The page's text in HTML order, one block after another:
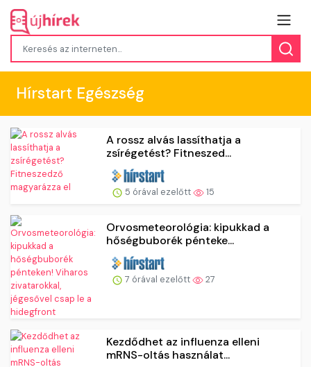
Hírstart Egészség
A rossz alvás lassíthatja a
zsírégetést? Fitneszed...
5 órával ezelőtt 15
Orvosmeteorológia: kipukkad a
hőségbuborék pénteke...
7 órával ezelőtt 27
Kezdődhet az influenza elleni
mRNS-oltás használat...